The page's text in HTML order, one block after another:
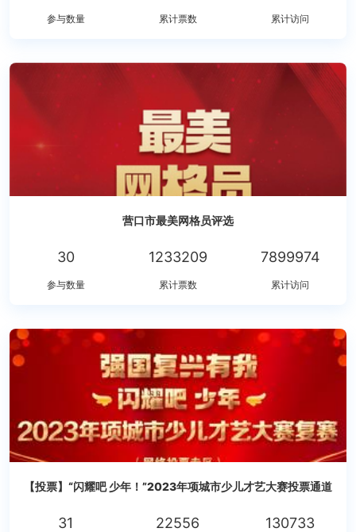
参与数量 累计票数 累计访问
营口市最美网格员评选
30 1233209 7899974
参与数量 累计票数 累计访问
【投票】“闪耀吧 少年！”2023年项城市少儿才艺大赛投票通道
31 22556 130733